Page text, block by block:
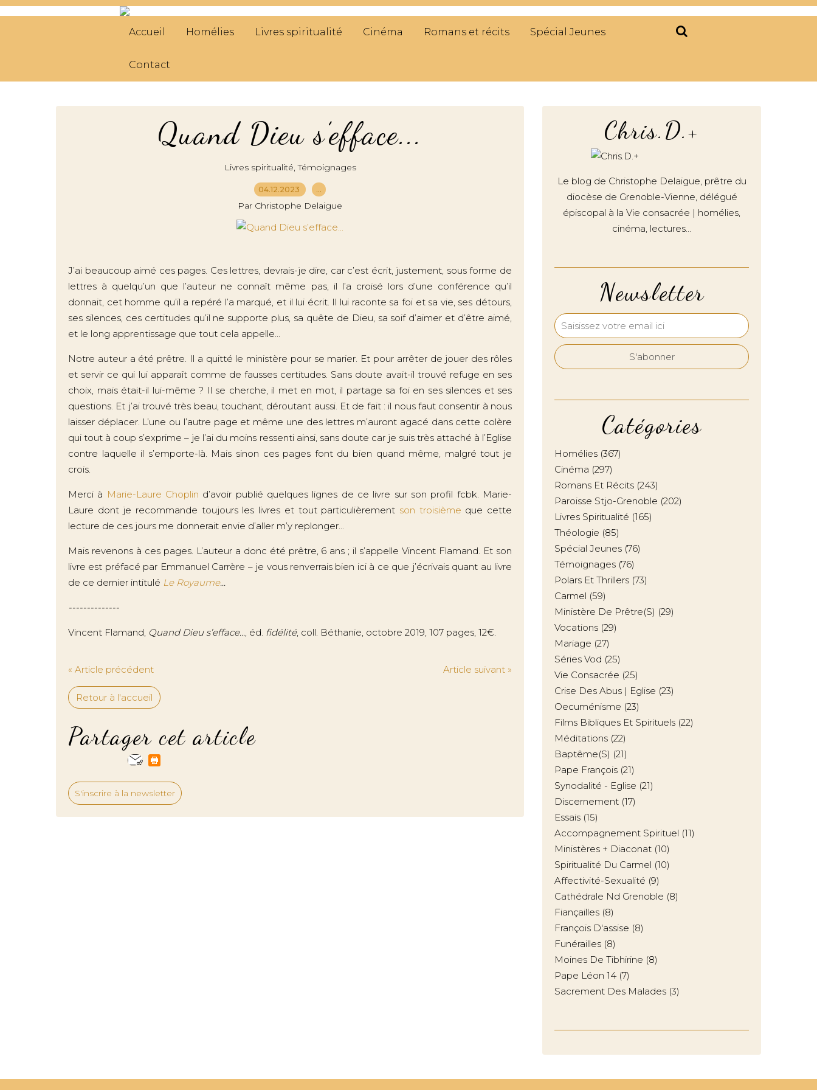
Accueil Homélies Livres spiritualité Cinéma Romans et récits Spécial Jeunes
Contact
Quand Dieu s’efface...
Livres spiritualité,Témoignages
04.12.2023 …
Par Christophe Delaigue
J’ai beaucoup aimé ces pages. Ces lettres, devrais-je dire, car c’est écrit, justement, sous forme de
lettres à quelqu’un que l’auteur ne connaît même pas, il l’a croisé lors d’une conférence qu’il
donnait, cet homme qu’il a repéré l’a marqué, et il lui écrit. Il lui raconte sa foi et sa vie, ses détours,
ses silences, ces certitudes qu’il ne supporte plus, sa quête de Dieu, sa soif d’aimer et d’être aimé,
et le long apprentissage que tout cela appelle...
Notre auteur a été prêtre. Il a quitté le ministère pour se marier. Et pour arrêter de jouer des rôles
et servir ce qui lui apparaît comme de fausses certitudes. Sans doute avait-il trouvé refuge en ses
choix, mais était-il lui-même ? Il se cherche, il met en mot, il partage sa foi en ses silences et ses
questions. Et j’ai trouvé très beau, touchant, déroutant aussi. Et de fait : il nous faut consentir à nous
laisser déplacer. L’une ou l’autre page et même une des lettres m’auront agacé dans cette colère
qui tout à coup s’exprime – je l’ai du moins ressenti ainsi, sans doute car je suis très attaché à l’Eglise
contre laquelle il s’emporte-là. Mais sinon ces pages font du bien quand même, malgré tout je
crois.
Merci à Marie-Laure Choplin d’avoir publié quelques lignes de ce livre sur son profil fcbk. Marie-
Laure dont je recommande toujours les livres et tout particulièrement son troisième que cette
lecture de ces jours me donnerait envie d’aller m’y replonger...
Mais revenons à ces pages. L’auteur a donc été prêtre, 6 ans ; il s’appelle Vincent Flamand. Et son
livre est préfacé par Emmanuel Carrère – je vous renverrais bien ici à ce que j’écrivais quant au livre
de ce dernier intitulé Le Royaume...
--------------
Vincent Flamand, Quand Dieu s’efface..., éd. fidélité, coll. Béthanie, octobre 2019, 107 pages, 12€.
« Article précédent Article suivant »
Retour à l'accueil
Partager cet article
S'inscrire à la newsletter
Newsletter
Catégories
Homélies (367)
Cinéma (297)
Romans Et Récits (243)
Paroisse Stjo-Grenoble (202)
Livres Spiritualité (165)
Théologie (85)
Spécial Jeunes (76)
Témoignages (76)
Polars Et Thrillers (73)
Carmel (59)
Ministère De Prêtre(s) (29)
Vocations (29)
Mariage (27)
Séries Vod (25)
Vie Consacrée (25)
Crise Des Abus | Eglise (23)
Oecuménisme (23)
Films Bibliques Et Spirituels (22)
Méditations (22)
Baptême(s) (21)
Pape François (21)
Synodalité - Eglise (21)
Discernement (17)
Essais (15)
Accompagnement Spirituel (11)
Ministères + Diaconat (10)
Spiritualité Du Carmel (10)
Affectivité-Sexualité (9)
Cathédrale Nd Grenoble (8)
Fiançailles (8)
François D'assise (8)
Funérailles (8)
Moines De Tibhirine (8)
Pape Léon 14 (7)
Sacrement Des Malades (3)
Chris.D.+
Le blog de Christophe Delaigue, prêtre du
diocèse de Grenoble-Vienne, délégué
épiscopal à la Vie consacrée | homélies,
cinéma, lectures…